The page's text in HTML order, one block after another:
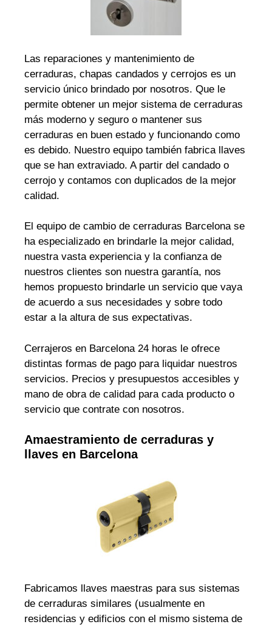
Las reparaciones y mantenimiento de
cerraduras, chapas candados y cerrojos es un
servicio único brindado por nosotros. Que le
permite obtener un mejor sistema de cerraduras
más moderno y seguro o mantener sus
cerraduras en buen estado y funcionando como
es debido. Nuestro equipo también fabrica llaves
que se han extraviado. A partir del candado o
cerrojo y contamos con duplicados de la mejor
calidad.
El equipo de cambio de cerraduras Barcelona se
ha especializado en brindarle la mejor calidad,
nuestra vasta experiencia y la confianza de
nuestros clientes son nuestra garantía, nos
hemos propuesto brindarle un servicio que vaya
de acuerdo a sus necesidades y sobre todo
estar a la altura de sus expectativas.
Cerrajeros en Barcelona 24 horas le ofrece
distintas formas de pago para liquidar nuestros
servicios. Precios y presupuestos accesibles y
mano de obra de calidad para cada producto o
servicio que contrate con nosotros.
Amaestramiento de cerraduras y
llaves en Barcelona
Fabricamos llaves maestras para sus sistemas
de cerraduras similares (usualmente en
residencias y edificios con el mismo sistema de